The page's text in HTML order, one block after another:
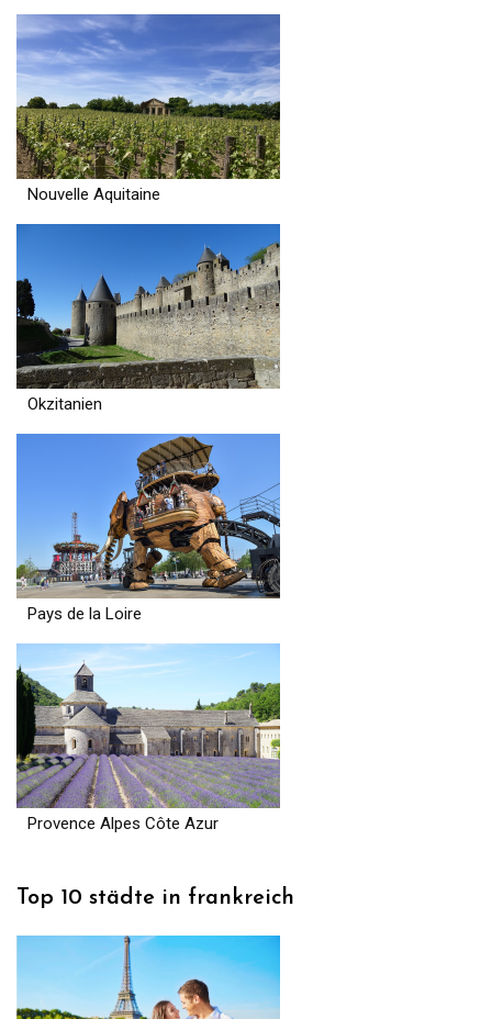
Nouvelle Aquitaine
Okzitanien
Pays de la Loire
Provence Alpes Côte Azur
Top 10 städte in frankreich